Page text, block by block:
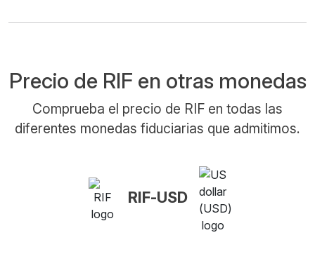
Precio de RIF en otras monedas
Comprueba el precio de RIF en todas las
diferentes monedas fiduciarias que admitimos.
RIF-USD